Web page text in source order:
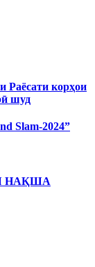
Раёсати корҳои
шуд
Slam-2024”
НАҚША